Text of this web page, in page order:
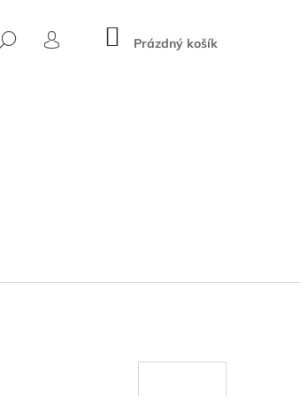
HLEDAT
PŘIHLÁŠENÍ
NÁKUPNÍ
KOŠÍK
Prázdný košík
S